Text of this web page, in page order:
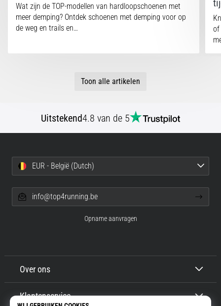
Wat zijn de TOP-modellen van hardloopschoenen met
meer demping? Ontdek schoenen met demping voor op
de weg en trails en…
of
Toon alle artikelen
Uitstekend4.8 van de 5
Over ons
Klantenservice
EUR - België (Dutch)
info@top4running.be
Opname aanvragen